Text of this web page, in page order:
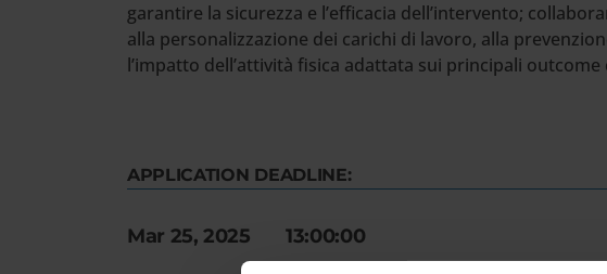
garantire la sicurezza e l’efficacia dell’intervento;
alla personalizzazione dei carichi di lavoro, alla
l’impatto dell’attività fisica adattata sui principali
APPLICATION DEADLINE:
Mar 25, 2025 13:00:00